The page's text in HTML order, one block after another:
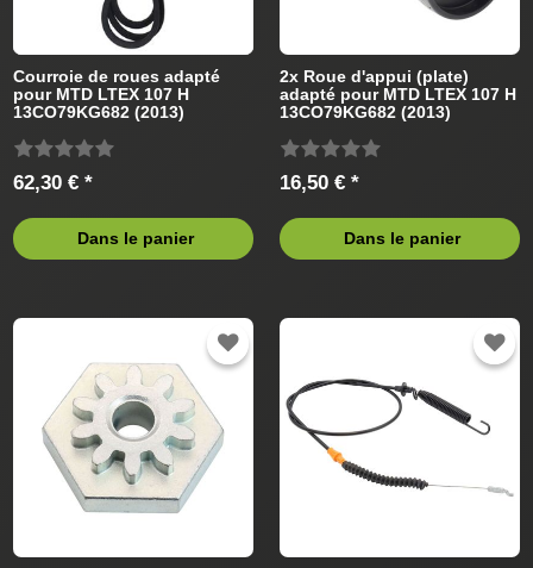
Courroie de roues adapté
pour MTD LTEX 107 H
13CO79KG682 (2013)
62,30 € *
Dans le panier
2x Roue d'appui (plate)
adapté pour MTD LTEX 107 H
13CO79KG682 (2013)
16,50 € *
Dans le panier